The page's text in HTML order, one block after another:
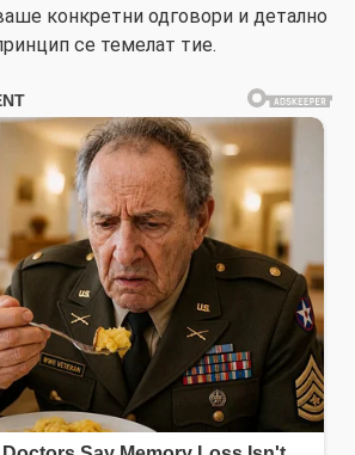
конкретни одговори и детално
се темелат тие.